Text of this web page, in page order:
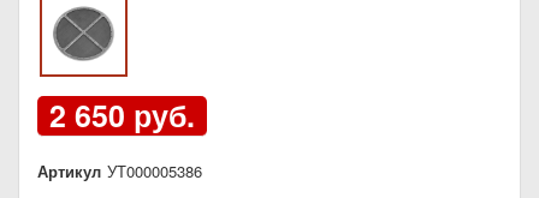
2 650 руб.
Артикул УТ000005386